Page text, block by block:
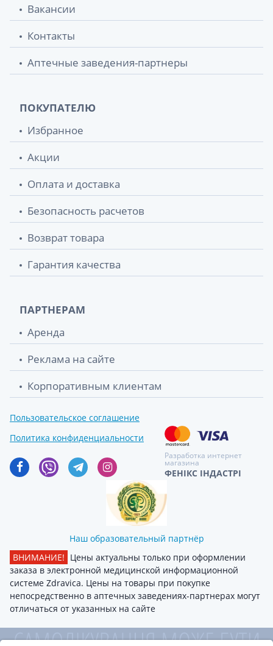
Вакансии
Контакты
Аптечные заведения-партнеры
ПОКУПАТЕЛЮ
Избранное
Акции
Оплата и доставка
Безопасность расчетов
Возврат товара
Гарантия качества
ПАРТНЕРАМ
Аренда
Реклама на сайте
Корпоративным клиентам
Пользовательское соглашение
Политика конфиденциальности
Разработка интернет
магазина
ФЕНІКС ІНДАСТРІ
Наш образовательный партнёр
ВНИМАНИЕ! Цены актуальны только при оформлении
заказа в электронной медицинской информационной
системе Zdravica. Цены на товары при покупке
непосредственно в аптечных заведениях-партнерах могут
отличаться от указанных на сайте